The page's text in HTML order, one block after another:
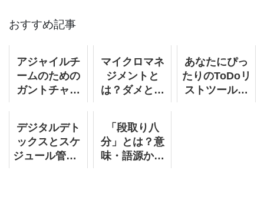
おすすめ記事
アジャイルチ
ームのための
ガントチャー
つヒント
マイクロマネ
ジメントと
は？ダメと言
対策をわかり
やすく解説
あなたにぴっ
たりのToDoリ
ストツールは
デジタルデト
ックスとスケ
ジュール管理 :
「段取り八
分」とは？意
味・語源から